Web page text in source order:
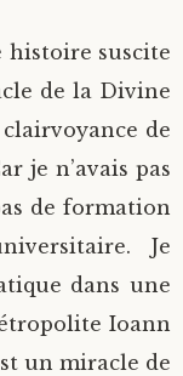
histoire suscite
de la Divine
de
je n’avais pas
de formation
Je
dans une
Ioann
un miracle de